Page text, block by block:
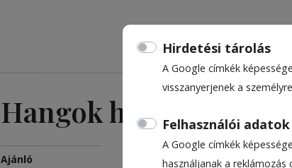
Hirdetési tárolás
A Google címkék
visszanyerjenek a
Felhasználói
A Google címkék
használjanak a
Hangok hídján
Ajánló